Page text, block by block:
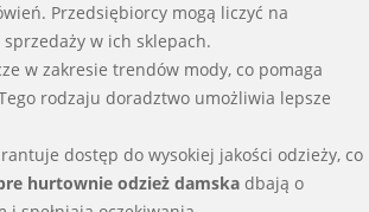
Przedsiębiorcy mogą liczyć na
w ich sklepach.
w zakresie trendów mody, co pomaga
rodzaju doradztwo umożliwia lepsze
dostęp do wysokiej jakości odzieży, co
hurtownie odzież damska dbają o